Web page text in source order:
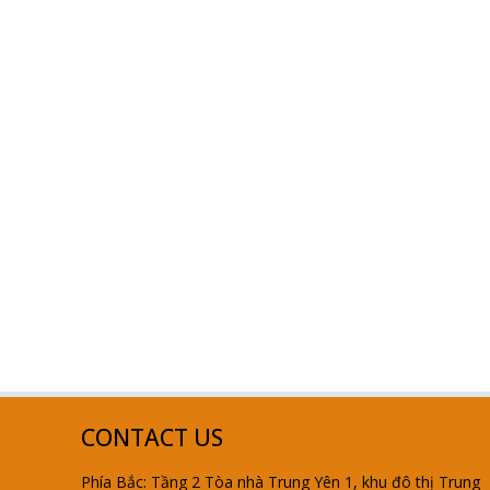
CONTACT US
Phía Bắc: Tầng 2 Tòa nhà Trung Yên 1, khu đô thị Trung